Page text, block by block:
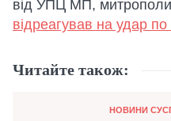
від УПЦ МП,
відреагував на удар по
Читайте також:
Категорія
НОВИНИ